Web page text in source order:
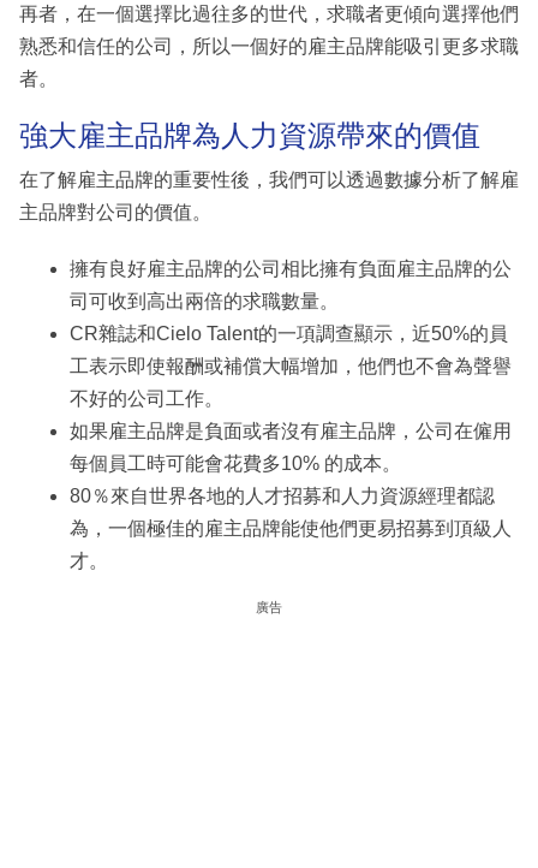
再者，在一個選擇比過往多的世代，求職者更傾向選擇他們
熟悉和信任的公司，所以一個好的雇主品牌能吸引更多求職
者。
強大雇主品牌為人力資源帶來的價值
在了解雇主品牌的重要性後，我們可以透過數據分析了解雇
主品牌對公司的價值。
擁有良好雇主品牌的公司相比擁有負面雇主品牌的公
司可收到高出兩倍的求職數量。
CR雜誌和Cielo Talent的一項調查顯示，近50%的員
工表示即使報酬或補償大幅增加，他們也不會為聲譽
不好的公司工作。
如果雇主品牌是負面或者沒有雇主品牌，公司在僱用
每個員工時可能會花費多10% 的成本。
80％來自世界各地的人才招募和人力資源經理都認
為，一個極佳的雇主品牌能使他們更易招募到頂級人
才。
廣告